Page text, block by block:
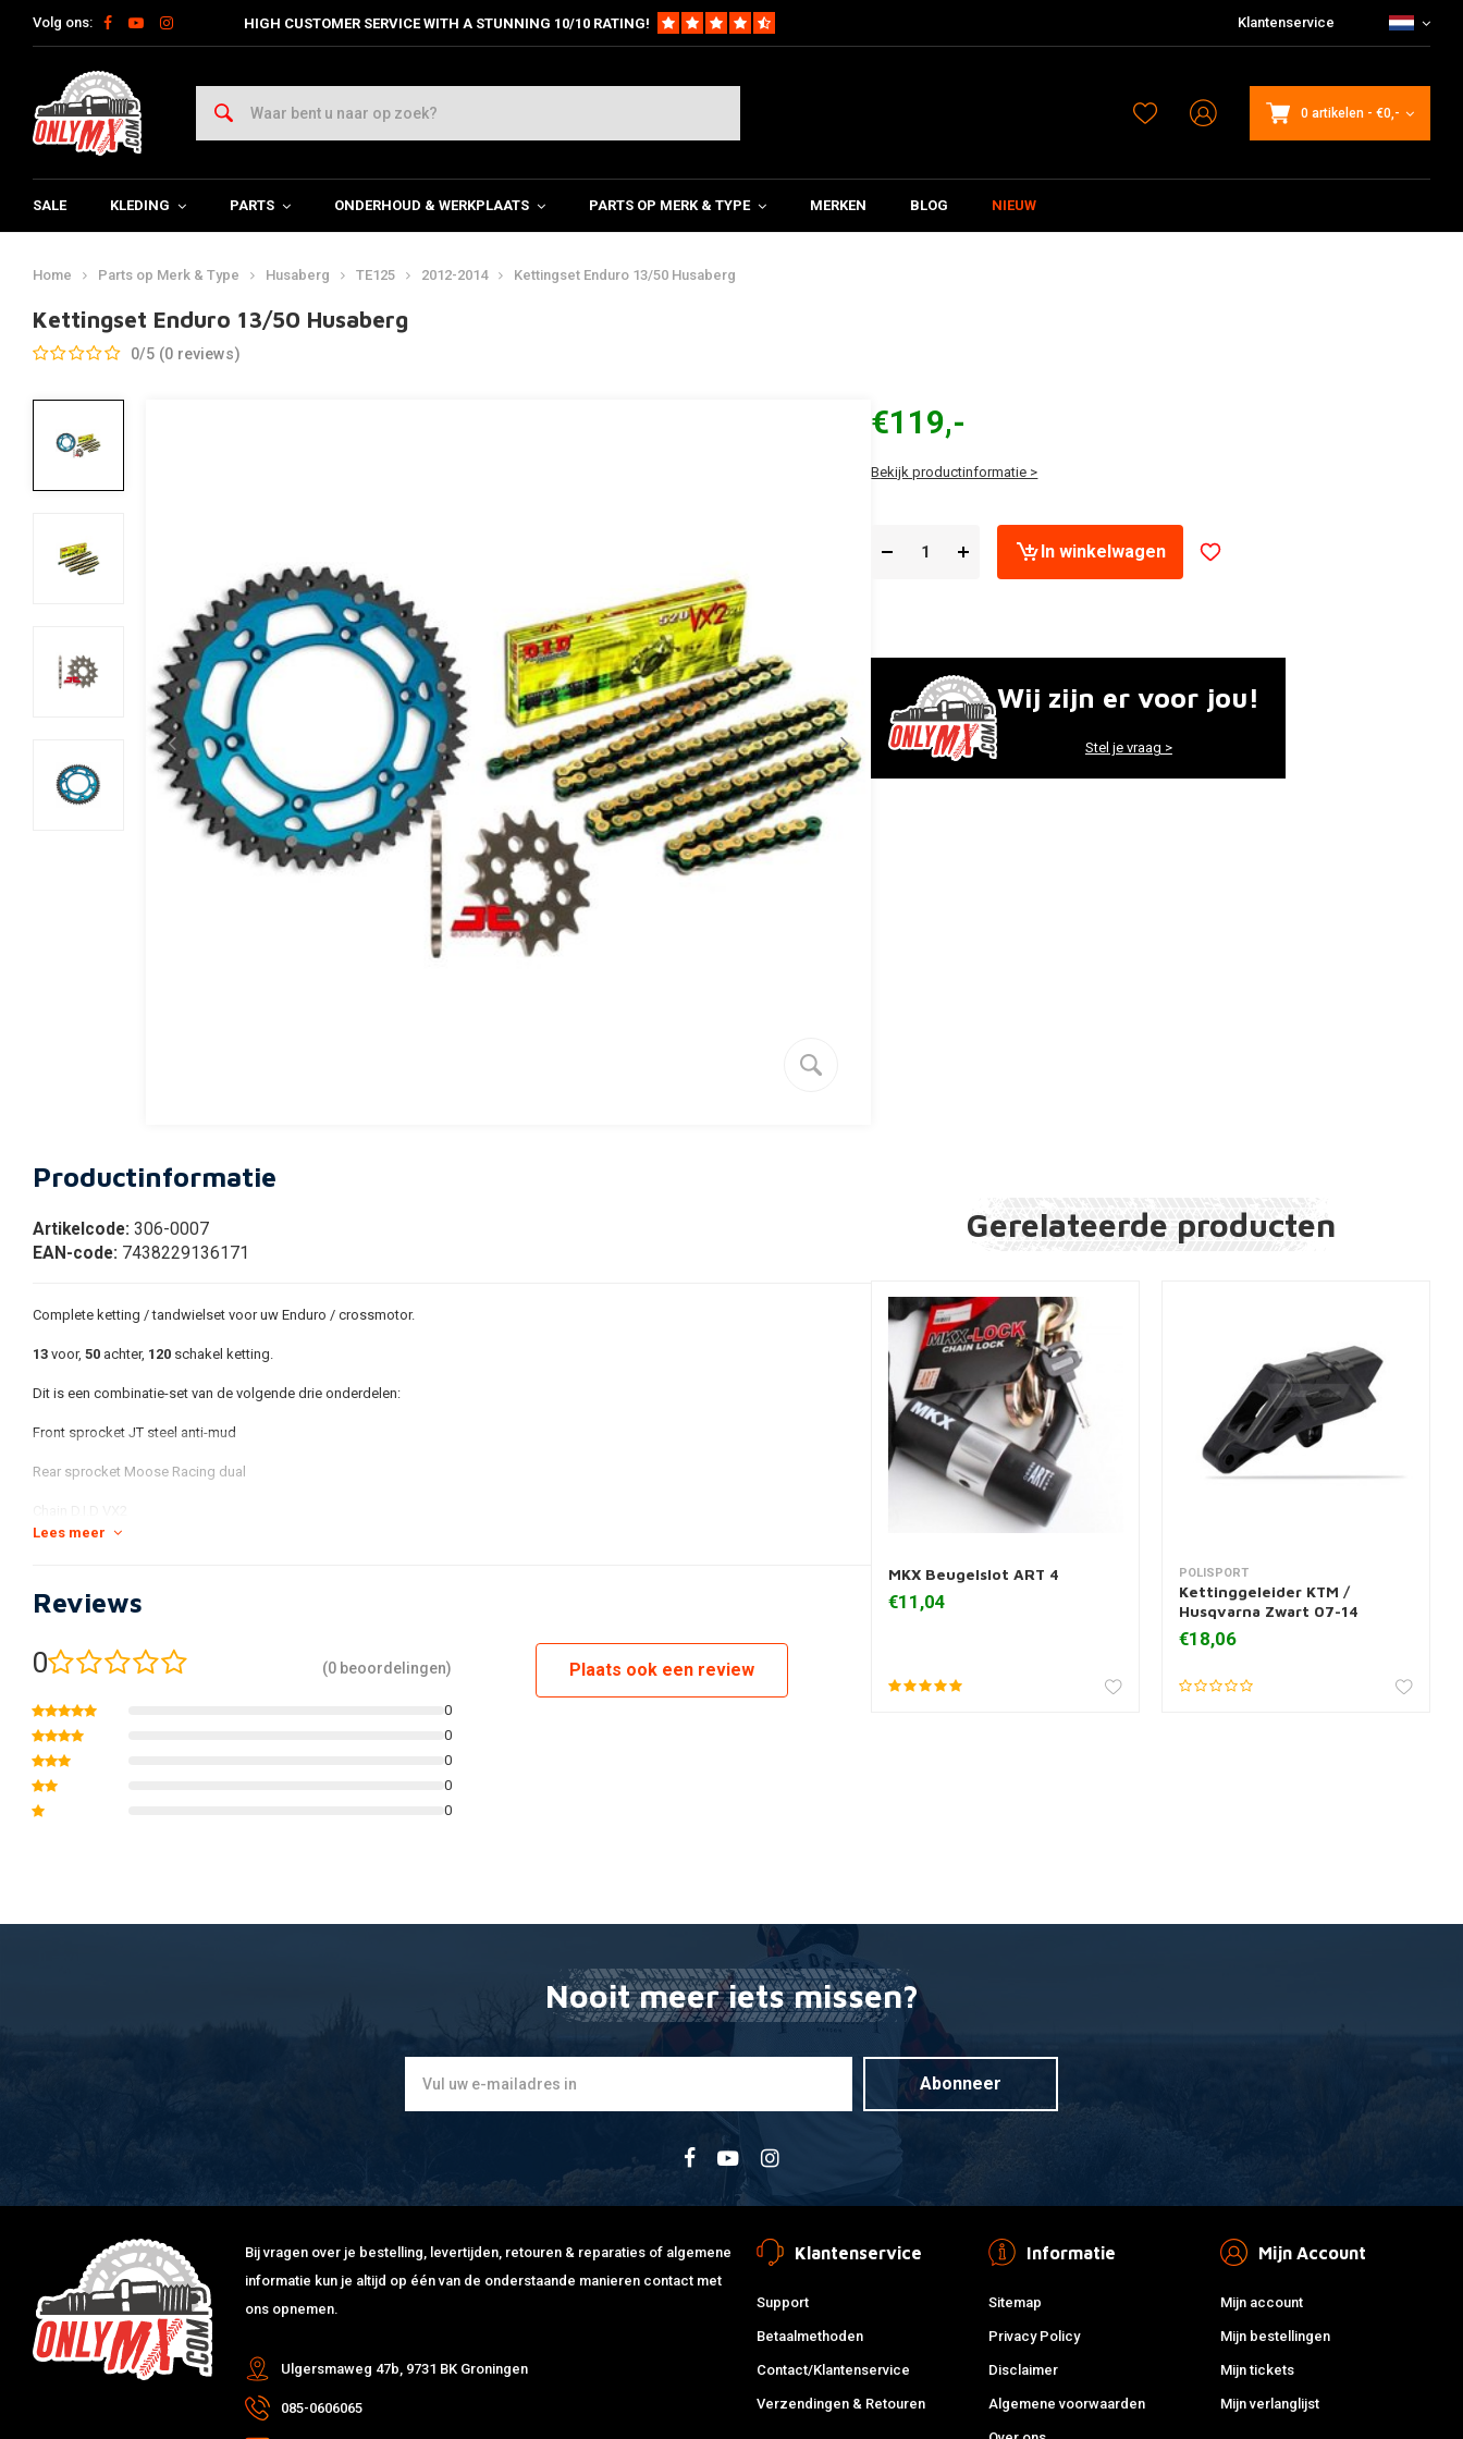
Volg ons: HIGH CUSTOMER SERVICE WITH A STUNNING 10/10 RATING! Klantenservice
0 artikelen - €0,-
SALE KLEDING PARTS ONDERHOUD & WERKPLAATS PARTS OP MERK & TYPE MERKEN BLOG NIEUW
Home Parts op Merk & Type Husaberg TE125 2012-2014 Kettingset Enduro 13/50 Husaberg
Kettingset Enduro 13/50 Husaberg
0/5 (0 reviews)
€119,-
Bekijk productinformatie >
In winkelwagen
Wij zijn er voor jou!
Stel je vraag >
Productinformatie
Artikelcode: 306-0007
EAN-code: 7438229136171
Complete ketting / tandwielset voor uw Enduro / crossmotor.
13 voor, 50 achter, 120 schakel ketting.
Dit is een combinatie-set van de volgende drie onderdelen:
Front sprocket JT steel anti-mud
Rear sprocket Moose Racing dual
Lees meer
Reviews
0 (0 beoordelingen)
0
0
0
0
0
Plaats ook een review
Gerelateerde producten
Toevoegen aan winkelwagen
MKX Beugelslot ART 4
€11,04
Toevoegen aan winkelwagen
POLISPORT
Kettinggeleider KTM /
Husqvarna Zwart 07-14
€18,06
Nooit meer iets missen?
Abonneer
Bij vragen over je bestelling, levertijden, retouren & reparaties of algemene
informatie kun je altijd op één van de onderstaande manieren contact met
ons opnemen.
Ulgersmaweg 47b, 9731 BK Groningen
085-0606065
Klantenservice
Support
Betaalmethoden
Contact/Klantenservice
Verzendingen & Retouren
Informatie
Sitemap
Privacy Policy
Disclaimer
Algemene voorwaarden
Mijn Account
Mijn account
Mijn bestellingen
Mijn tickets
Mijn verlanglijst